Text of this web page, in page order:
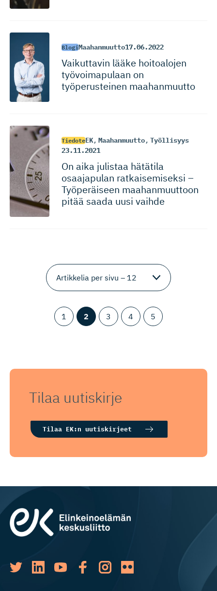
BlogiMaahanmuutto17.06.2022
Vaikuttavin lääke hoitoalojen
työvoimapulaan on
työperusteinen maahanmuutto
TiedoteEK, Maahanmuutto, Työllisyys
23.11.2021
On aika julistaa hätätila
osaajapulan ratkaisemiseksi –
Työperäiseen maahanmuuttoon
pitää saada uusi vaihde
1 2 3 4 5
Tilaa uutiskirje
Tilaa EK:n uutiskirjeet